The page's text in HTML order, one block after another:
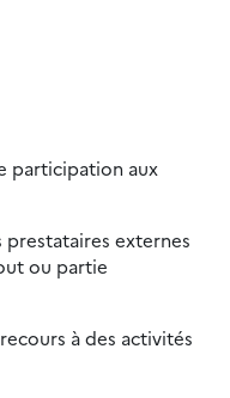
participation aux
externes
ou partie
à des activités